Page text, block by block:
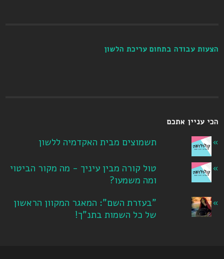
הצעות עבודה בתחום עריכת הלשון
הכי עניין אתכם
תשמוצים מבית האקדמיה ללשון
טול קורה מבין עיניך - מה מקור הביטוי
ומה משמעו?
"בעזרת השם": המאגר המקוון הראשון
של כל השמות בתנ"ך!